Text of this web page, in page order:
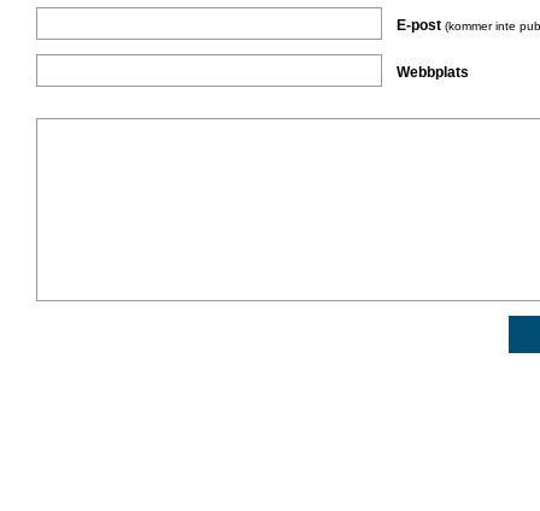
E-post (kommer inte
Webbplats